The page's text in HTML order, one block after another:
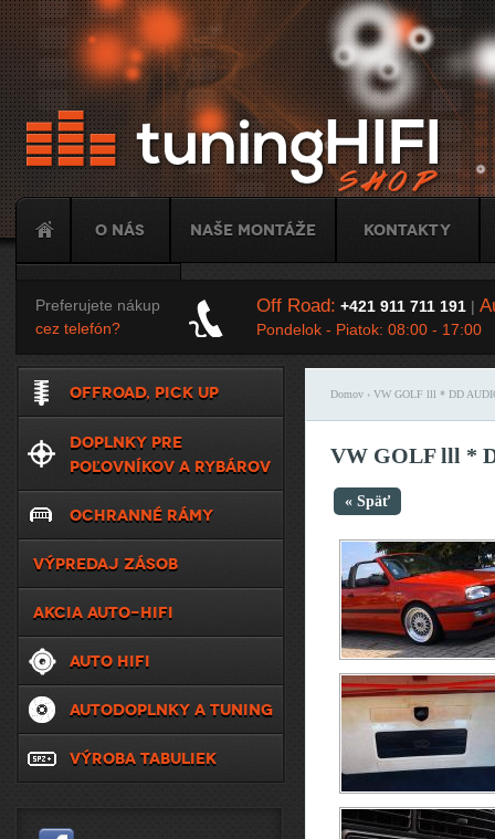
O nás Naše montáže Kontakty
Tuning
Preferujete nákup
cez telefón?
Off Road: +421 911 711 191|
Pondelok - Piatok: 08:00 - 17:00
Domov› VW GOLF lll * DD
VW GOLF lll *
« Späť
OFFROAD, PICK UP
DOPLNKY PRE
POĽOVNÍKOV A RYBÁROV
OCHRANNÉ RÁMY
VÝPREDAJ ZÁSOB
AKCIA AUTO-HIFI
AUTO HIFI
AUTODOPLNKY A TUNING
VÝROBA TABULIEK